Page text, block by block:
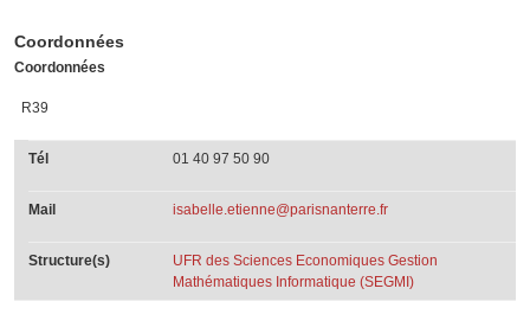
Coordonnées
Coordonnées
R39
Tél 01 40 97 50 90
Mail isabelle.etienne@parisnanterre.fr
Structure(s)
UFR des Sciences Economiques Gestion
Mathématiques Informatique (SEGMI)